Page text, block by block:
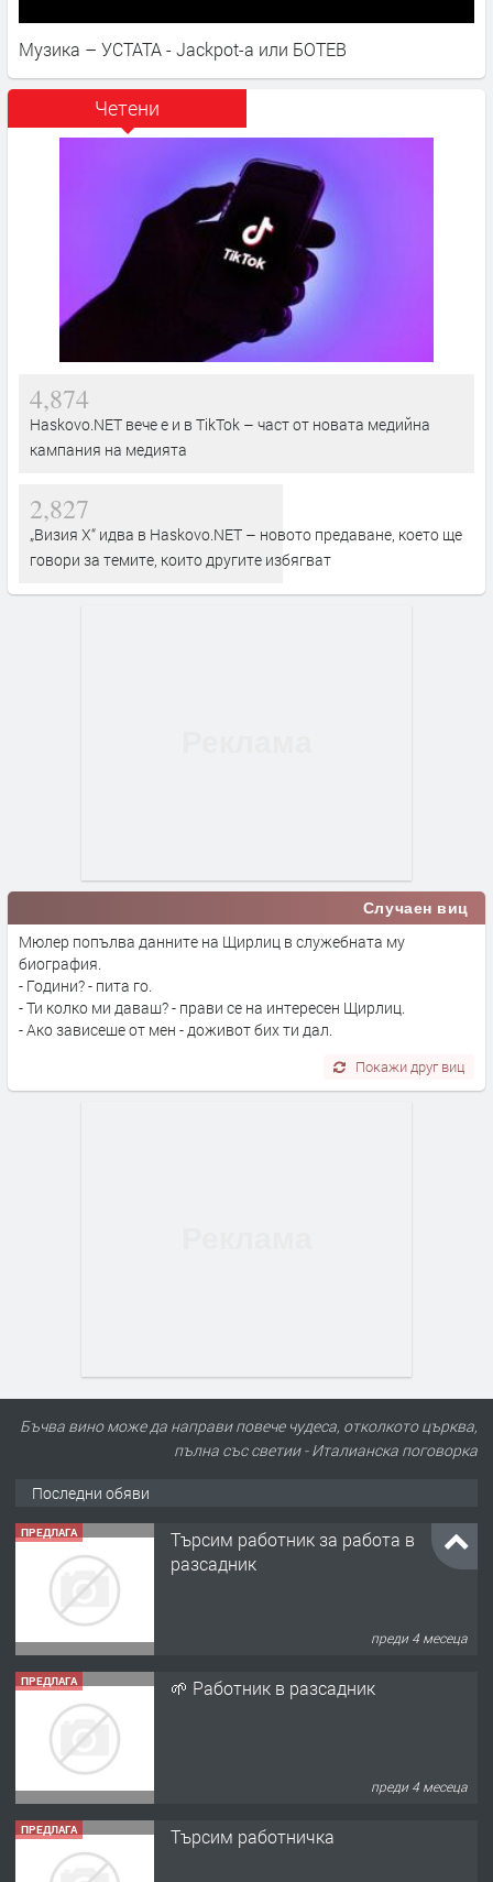
Музика – УСТАТА - Jackpot-a или БОТЕВ
Четени
4,874
Haskovo.NET вече е и в TikTok – част от новата медийна
кампания на медията
2,827
„Визия Х“ идва в Haskovo.NET – новото предаване, което ще
говори за темите, които другите избягват
Случаен виц
Мюлер попълва данните на Щирлиц в служебната му
биография.
- Години? - пита го.
- Ти колко ми даваш? - прави се на интересен Щирлиц.
- Ако зависеше от мен - доживот бих ти дал.
Покажи друг виц
Бъчва вино може да направи повече чудеса, отколкото църква,
пълна със светии - Италианска поговорка
Последни обяви
ПРЕДЛАГА 🌱 Работник в разсадник
преди 4 месеца
ПРЕДЛАГА Търсим работничка
преди 11 месеца
ПРЕДЛАГА
Продава употребявани чисти и